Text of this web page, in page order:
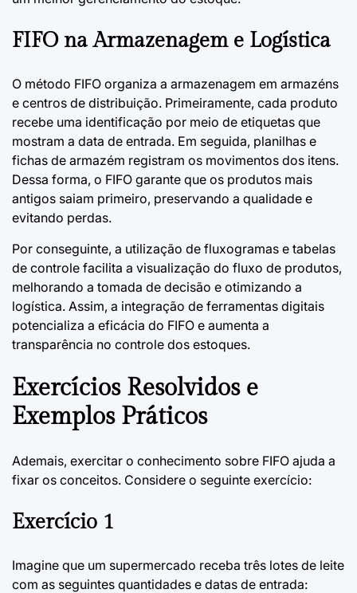
FIFO na Armazenagem e Logística
O método FIFO organiza a armazenagem em armazéns
e centros de distribuição. Primeiramente, cada produto
recebe uma identificação por meio de etiquetas que
mostram a data de entrada. Em seguida, planilhas e
fichas de armazém registram os movimentos dos itens.
Dessa forma, o FIFO garante que os produtos mais
antigos saiam primeiro, preservando a qualidade e
evitando perdas.
Por conseguinte, a utilização de fluxogramas e tabelas
de controle facilita a visualização do fluxo de produtos,
melhorando a tomada de decisão e otimizando a
logística. Assim, a integração de ferramentas digitais
potencializa a eficácia do FIFO e aumenta a
transparência no controle dos estoques.
Exercícios Resolvidos e
Exemplos Práticos
Ademais, exercitar o conhecimento sobre FIFO ajuda a
fixar os conceitos. Considere o seguinte exercício:
Exercício 1
Imagine que um supermercado receba três lotes de leite
com as seguintes quantidades e datas de entrada: